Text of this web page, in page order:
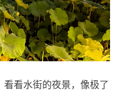
看水街的夜景，像极了